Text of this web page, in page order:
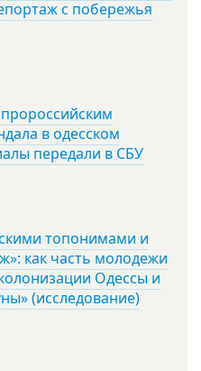
с побережья
пророссийским
в одесском
передали в СБУ
топонимами и
как часть молодежи
Одессы и
(исследование)